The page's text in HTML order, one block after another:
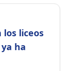
los liceos
ha